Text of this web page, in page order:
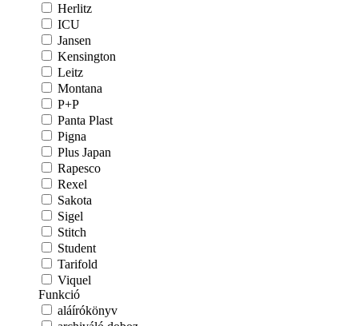
Herlitz
ICU
Jansen
Kensington
Leitz
Montana
P+P
Panta Plast
Pigna
Plus Japan
Rapesco
Rexel
Sakota
Sigel
Stitch
Student
Tarifold
Viquel
Funkció
aláírókönyv